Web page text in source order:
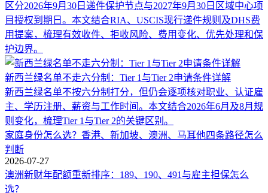
区分2026年9月30日递件保护节点与2027年9月30日区域中心项
目授权到期日。本文结合RIA、USCIS现行递件规则及DHS费
用提案，梳理有效收件、拒收风险、费用变化、优先处理和保
护边界。
新西兰绿名单不走六分制：Tier 1与Tier 2申请条件详解
新西兰绿名单不按六分制打分，但仍会逐项核对职业、认证雇
主、学历注册、薪资与工作时间。本文结合2026年6月及8月规
则变化，梳理Tier 1与Tier 2的关键区别。
家庭身份怎么选？香港、新加坡、澳洲、马耳他四条路径怎么
判断
2026-07-27
澳洲新财年配额重新排序：189、190、491与雇主担保怎么
选？